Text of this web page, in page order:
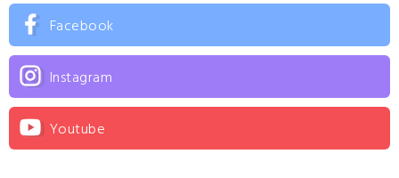
Facebook
Instagram
Youtube